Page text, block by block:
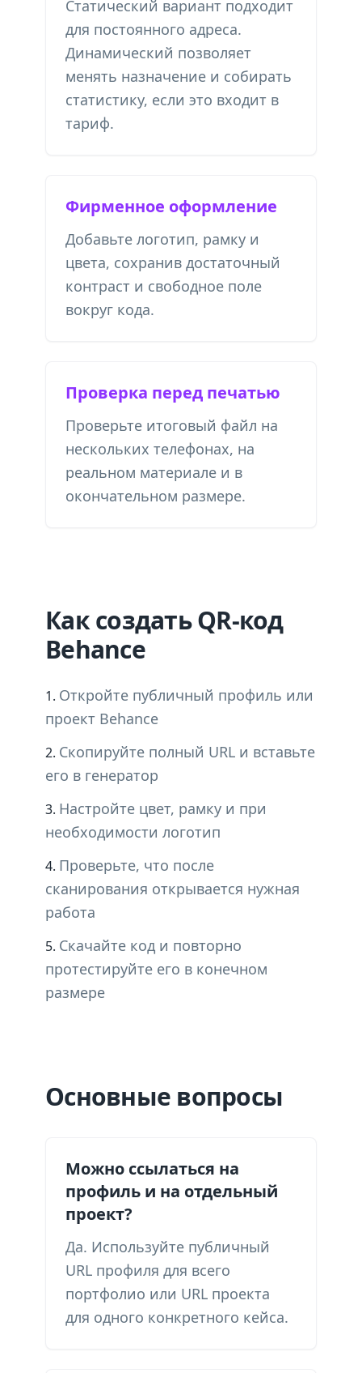
Статический вариант подходит
для постоянного адреса.
Динамический позволяет
менять назначение и собирать
статистику, если это входит в
тариф.
Фирменное оформление
Добавьте логотип, рамку и
цвета, сохранив достаточный
контраст и свободное поле
вокруг кода.
Проверка перед печатью
Проверьте итоговый файл на
нескольких телефонах, на
реальном материале и в
окончательном размере.
Как создать QR-код
Behance
Откройте публичный профиль или
проект Behance
Скопируйте полный URL и вставьте
его в генератор
Настройте цвет, рамку и при
необходимости логотип
Проверьте, что после
сканирования открывается нужная
работа
Скачайте код и повторно
протестируйте его в конечном
размере
Основные вопросы
Можно ссылаться на
профиль и на отдельный
проект?
Да. Используйте публичный
URL профиля для всего
портфолио или URL проекта
для одного конкретного кейса.